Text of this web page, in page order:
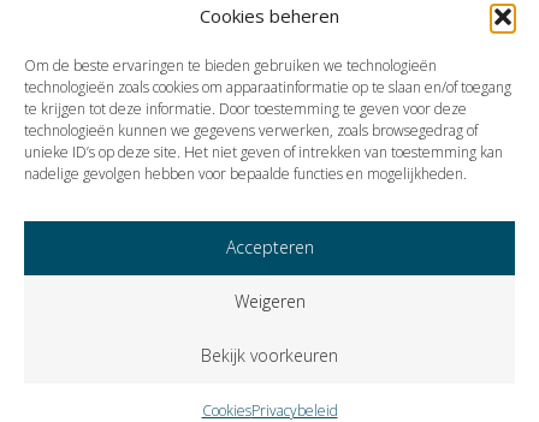
Cookies beheren
Om de beste ervaringen te bieden gebruiken we technologieën
technologieën zoals cookies om apparaatinformatie op te slaan en/of toegang
te krijgen tot deze informatie. Door toestemming te geven voor deze
technologieën kunnen we gegevens verwerken, zoals browsegedrag of
unieke ID’s op deze site. Het niet geven of intrekken van toestemming kan
nadelige gevolgen hebben voor bepaalde functies en mogelijkheden.
Accepteren
Weigeren
Bekijk voorkeuren
CookiesPrivacybeleid
Bron:Gerechtshof 's-Hertogenbosch | jurisprudentie |
Vorige Volgende